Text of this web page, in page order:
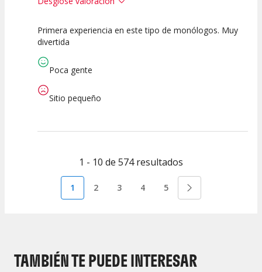
10
Espectáculo
10 10
Primera experiencia en este tipo de monólogos. Muy
divertida
Poca gente
Sitio pequeño
1 - 10 de 574 resultados
1 2 3 4 5
TAMBIÉN TE PUEDE INTERESAR